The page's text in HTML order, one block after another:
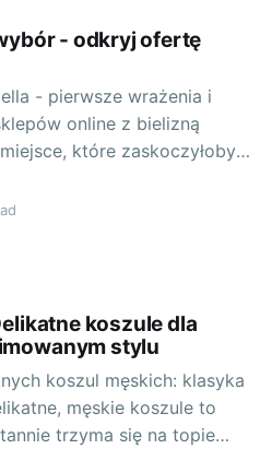
- odkryj ofertę
- pierwsze wrażenia i
online z bielizną
które zaskoczyłoby
uda się odnaleźć
z nich jest zdecydowanie
koszule dla
stylu
koszul męskich: klasyka
męskie koszule to
trzyma się na topie